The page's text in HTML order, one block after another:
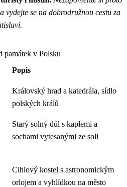
vydejte se na dobrodružnou cestu za
památek v Polsku
Popis
Královský hrad a katedrála, sídlo
polských králů
Starý solný důl s kaplemi a
sochami vytesanými ze soli
Cihlový kostel s astronomickým
orlojem a vyhlídkou na město